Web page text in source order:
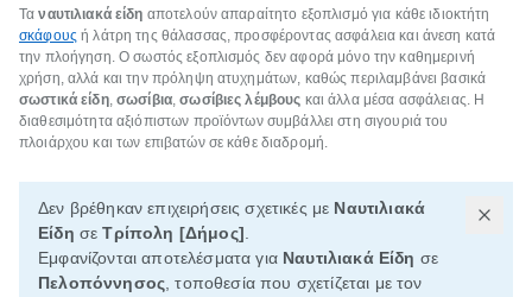
Ταναυτιλιακά είδη αποτελούν απαραίτητο εξοπλισμό για κάθε ιδιοκτήτη
σκάφους ή λάτρη της θάλασσας, προσφέροντας ασφάλεια και άνεση κατά
την πλοήγηση. Ο σωστός εξοπλισμός δεν αφορά μόνο την καθημερινή
χρήση, αλλά και την πρόληψη ατυχημάτων, καθώς περιλαμβάνει βασικά
σωστικά είδη, σωσίβια,σωσίβιες λέμβους και άλλα μέσα ασφάλειας. Η
διαθεσιμότητα αξιόπιστων προϊόντων συμβάλλει στη σιγουριά του
πλοιάρχου και των επιβατών σε κάθε διαδρομή.
Δεν βρέθηκαν επιχειρήσεις σχετικές με Ναυτιλιακά
Είδη σεΤρίπολη [Δήμος]
Εμφανίζονται αποτελέσματα για Ναυτιλιακά Είδη σε
Πελοπόννησος , τοποθεσία που σχετίζεται με τον